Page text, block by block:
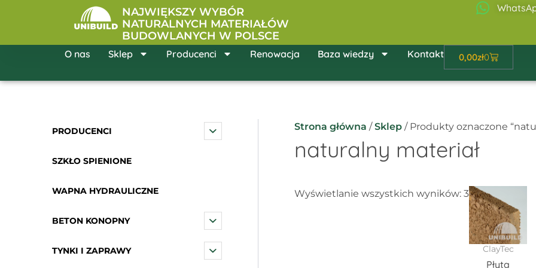
NAJWIĘKSZY WYBÓR
NATURALNYCH MATERIAŁÓW
BUDOWLANYCH W POLSCE
O nas Sklep Producenci Renowacja Baza wiedzy Kontakt 0,00zł0
Wózek
PRODUCENCI
SZKŁO SPIENIONE
WAPNA HYDRAULICZNE
BETON KONOPNY
TYNKI I ZAPRAWY
Strona główna /Sklep / Produkty oznaczone
naturalny materiał
Wyświetlanie wszystkich wyników: 3
ClayTec
Płyta
od
do
ma